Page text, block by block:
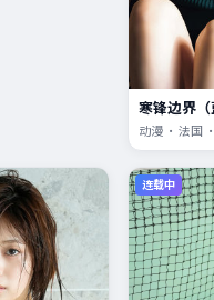
寒锋边界（
动漫 · 法国
连载中